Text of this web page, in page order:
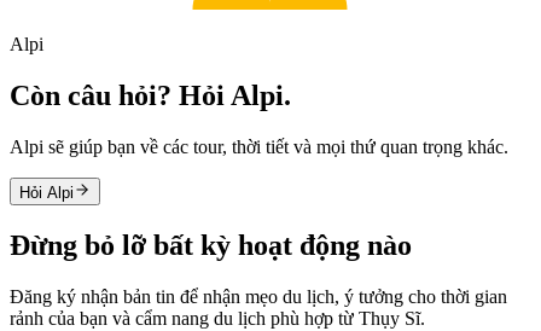
Alpi
Còn câu hỏi? Hỏi Alpi.
Alpi sẽ giúp bạn về các tour, thời tiết và mọi thứ quan trọng khác.
Hỏi Alpi
Đừng bỏ lỡ bất kỳ hoạt động nào
Đăng ký nhận bản tin để nhận mẹo du lịch, ý tưởng cho thời gian
rảnh của bạn và cẩm nang du lịch phù hợp từ Thụy Sĩ.